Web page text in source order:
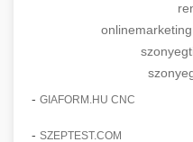
- GIAFORM.HU CNC
- SZEPTEST.COM